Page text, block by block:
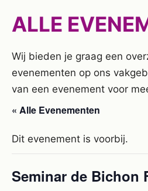
ALLE
Wij bieden je graag een
evenementen op ons
van een evenement voor
« Alle Evenementen
Dit evenement is voorbij.
Seminar de Bichon